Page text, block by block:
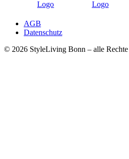
AGB
Datenschutz
© 2026 StyleLiving Bonn – alle Rechte